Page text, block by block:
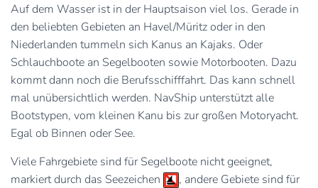
Auf dem Wasser ist in der Hauptsaison viel los. Gerade in
den beliebten Gebieten an Havel/Müritz oder in den
Niederlanden tummeln sich Kanus an Kajaks. Oder
Schlauchboote an Segelbooten sowie Motorbooten. Dazu
kommt dann noch die Berufsschifffahrt. Das kann schnell
mal unübersichtlich werden. NavShip unterstützt alle
Bootstypen, vom kleinen Kanu bis zur großen Motoryacht.
Egal ob Binnen oder See.
Viele Fahrgebiete sind für Segelboote nicht geeignet,
markiert durch das Seezeichen
, andere Gebiete sind für